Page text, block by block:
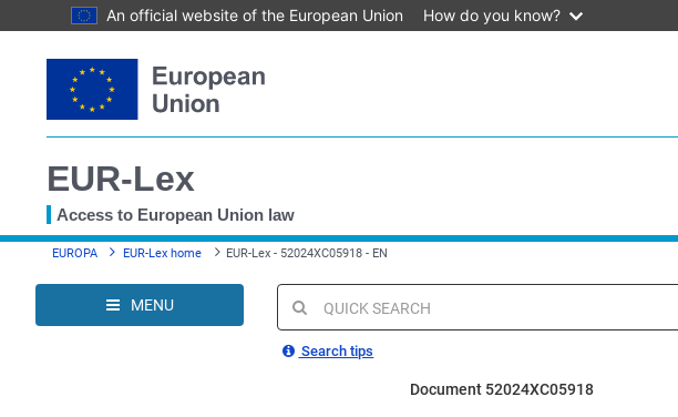
An official website of the European Union How do you know?
to
content
EUR-Lex
Access to European Union law
You
here
EUROPA EUR-Lex home EUR-Lex - 52024XC05918 - EN
MENU
Quick
search
Search tips
Document 52024XC05918